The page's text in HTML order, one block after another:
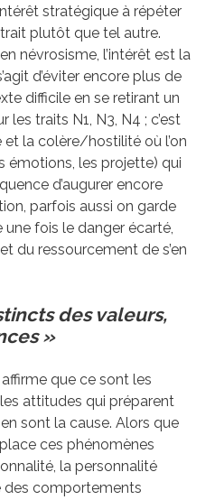
stratégique à répéter
plutôt que tel autre.
névrosisme, l’intérêt est la
d’éviter encore plus de
difficile en se retirant un
les traits N1, N3, N4 ; c’est
et la colère/hostilité où l’on
émotions, les projette) qui
d’augurer encore
parfois aussi on garde
fois le danger écarté,
du ressourcement de s’en
des valeurs,
»
que ce sont les
attitudes qui préparent
sont la cause. Alors que
ces phénomènes
la personnalité
des comportements